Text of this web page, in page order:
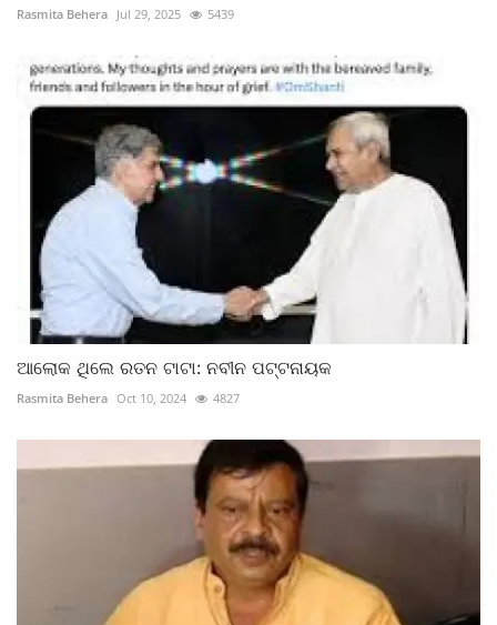
Rasmita Behera Jul 29, 2025 5439
ଆଲୋକ ଥିଲେ ରତନ ଟାଟା: ନବୀନ ପଟ୍ଟନାୟକ
Rasmita Behera Oct 10, 2024 4827